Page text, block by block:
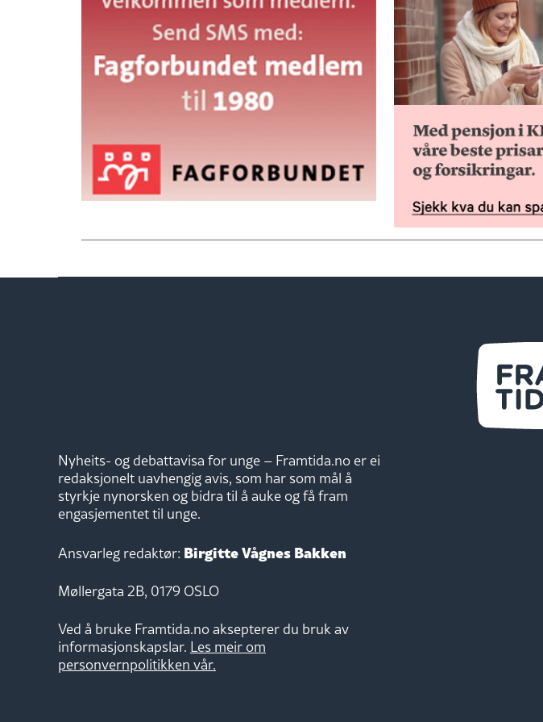
Nyheits- og debattavisa for unge – Framtida.no er ei
redaksjonelt uavhengig avis, som har som mål å
styrkje nynorsken og bidra til å auke og få fram
engasjementet til unge.
Ansvarleg redaktør: Birgitte Vågnes Bakken
Møllergata 2B, 0179 OSLO
Ved å bruke Framtida.no aksepterer du bruk av
informasjonskapslar. Les meir om
personvernpolitikken vår.